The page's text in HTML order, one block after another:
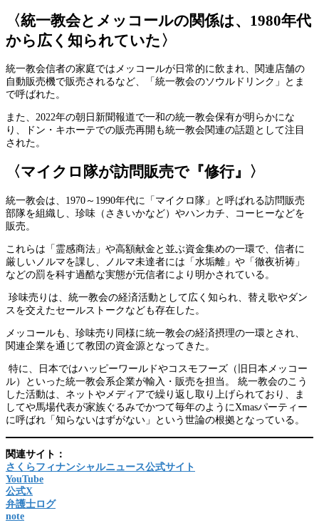
〈統一教会とメッコールの関係は、1980年代
から広く知られていた〉
統一教会信者の家庭ではメッコールが日常的に飲まれ、関連店舗の
自動販売機で販売されるなど、「統一教会のソウルドリンク」とま
で呼ばれた。
また、2022年の朝日新聞報道で一和の統一教会保有が明らかにな
り、ドン・キホーテでの販売再開も統一教会関連の話題として注目
された。
〈マイクロ隊が訪問販売で『修行』〉
統一教会は、1970～1990年代に「マイクロ隊」と呼ばれる訪問販売
部隊を組織し、珍味（さきいかなど）やハンカチ、コーヒーなどを
販売。
これらは「霊感商法」や高額献金と並ぶ資金集めの一環で、信者に
厳しいノルマを課し、ノルマ未達者には「水垢離」や「徹夜祈祷」
などの罰を科す過酷な実態が元信者により明かされている。
珍味売りは、統一教会の経済活動として広く知られ、替え歌やダン
スを交えたセールストークなども存在した。
メッコールも、珍味売り同様に統一教会の経済摂理の一環とされ、
関連企業を通じて教団の資金源となってきた。
特に、日本ではハッピーワールドやコスモフーズ（旧日本メッコー
ル）といった統一教会系企業が輸入・販売を担当。 統一教会のこう
した活動は、ネットやメディアで繰り返し取り上げられており、ま
してや馬場代表が家族ぐるみでかつて毎年のようにXmasパーティー
に呼ばれ「知らないはずがない」という世論の根拠となっている。
関連サイト：
さくらフィナンシャルニュース公式サイト
YouTube
公式X
弁護士ログ
note